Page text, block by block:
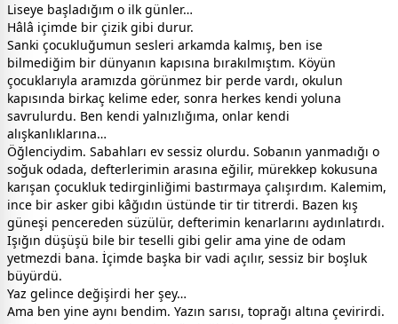
Liseye başladığım o ilk günler…
Hâlâ içimde bir çizik gibi durur.
Sanki çocukluğumun sesleri arkamda kalmış, ben ise
bilmediğim bir dünyanın kapısına bırakılmıştım. Köyün
çocuklarıyla aramızda görünmez bir perde vardı, okulun
kapısında birkaç kelime eder, sonra herkes kendi yoluna
savrulurdu. Ben kendi yalnızlığıma, onlar kendi
alışkanlıklarına…
Öğlenciydim. Sabahları ev sessiz olurdu. Sobanın yanmadığı o
soğuk odada, defterlerimin arasına eğilir, mürekkep kokusuna
karışan çocukluk tedirginliğimi bastırmaya çalışırdım. Kalemim,
ince bir asker gibi kâğıdın üstünde tir tir titrerdi. Bazen kış
güneşi pencereden süzülür, defterimin kenarlarını aydınlatırdı.
Işığın düşüşü bile bir teselli gibi gelir ama yine de odam
yetmezdi bana. İçimde başka bir vadi açılır, sessiz bir boşluk
büyürdü.
Yaz gelince değişirdi her şey…
Ama ben yine aynı bendim. Yazın sarısı, toprağı altına çevirirdi.